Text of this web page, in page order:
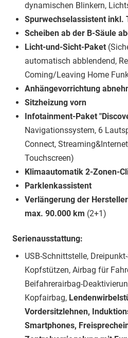
dynamischen Blinkern,
Spurwechselassistent inkl.
Scheiben ab der B-Säule
Licht-und-Sicht-Paket
automatisch abblendend,
Coming/Leaving Home
Anhängevorrichtung
Sitzheizung vorn
Infotainment-Paket
Navigationssystem, 6
Connect,
Touchscreen)
Klimaautomatik 2-Zonen-
Parklenkassistent
Verlängerung der
max. 90.000 km (2+1)
Serienausstattung:
USB-Schnittstelle,
Kopfstützen, Airbag für
Beifahrerairbag-
Kopfairbag,
Vordersitzlehnen,
Smartphones,